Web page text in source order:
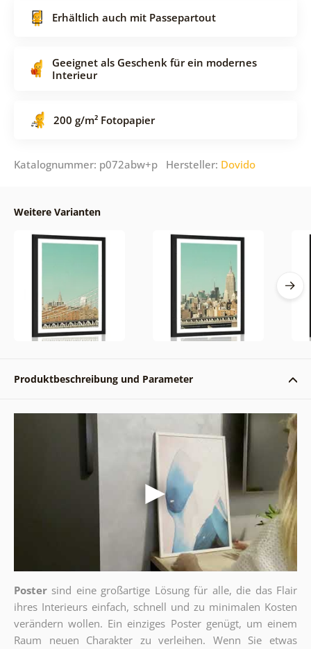
Erhältlich auch mit Passepartout
Geeignet als Geschenk für ein modernes
Interieur
200 g/m² Fotopapier
Katalognummer: p072abw+p Hersteller: Dovido
Weitere Varianten
Produktbeschreibung und Parameter
Poster sind eine großartige Lösung für alle, die das Flair
ihres Interieurs einfach, schnell und zu minimalen Kosten
verändern wollen. Ein einziges Poster genügt, um einem
Raum neuen Charakter zu verleihen. Wenn Sie etwas